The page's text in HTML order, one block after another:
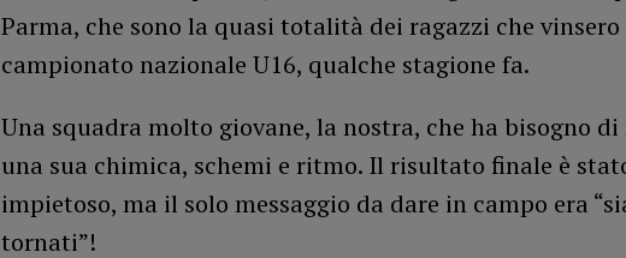
Parma, che sono la quasi totalità dei ragazzi che
campionato nazionale U16, qualche stagione fa.
Una squadra molto giovane, la nostra, che ha bisogno
una sua chimica, schemi e ritmo. Il risultato finale è
impietoso, ma il solo messaggio da dare in campo era
tornati”!